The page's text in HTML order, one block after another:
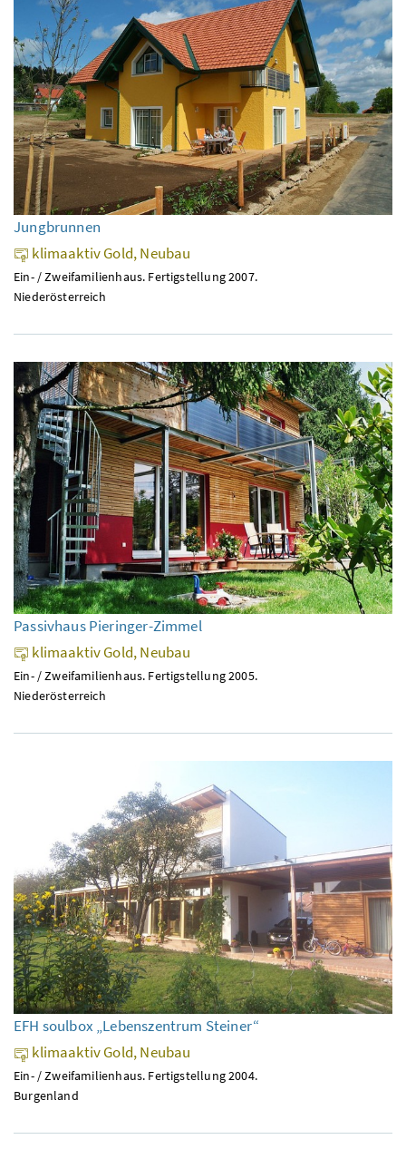
Jungbrunnen
klimaaktiv Gold, Neubau
Ein- / Zweifamilienhaus. Fertigstellung 2007.
Niederösterreich
Passivhaus Pieringer-Zimmel
klimaaktiv Gold, Neubau
Ein- / Zweifamilienhaus. Fertigstellung 2005.
Niederösterreich
EFH soulbox „Lebenszentrum Steiner“
klimaaktiv Gold, Neubau
Ein- / Zweifamilienhaus. Fertigstellung 2004.
Burgenland